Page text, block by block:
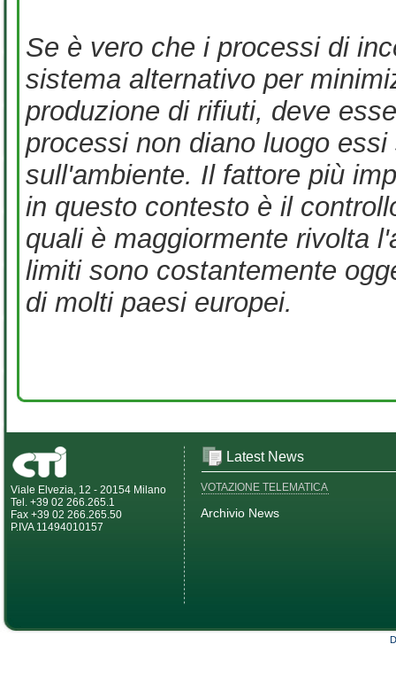
Se è vero che i processi di
sistema alternativo per
produzione di rifiuti, deve
processi non diano luogo
sull'ambiente. Il fattore più
in questo contesto è il
quali è maggiormente rivolta
limiti sono costantemente
di molti paesi europei.
Viale Elvezia, 12 - 20154 Milano
Tel. +39 02 266.265.1
Fax +39 02 266.265.50
P.IVA 11494010157
Latest News
VOTAZIONE TELEMATICA
Archivio News